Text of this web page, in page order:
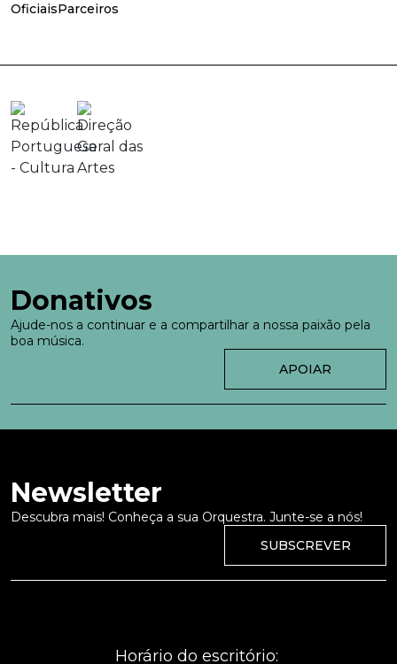
OficiaisParceiros
Donativos
Ajude-nos a continuar e a compartilhar a nossa paixão pela
boa música.
APOIAR
Newsletter
Descubra mais! Conheça a sua Orquestra. Junte-se a nós!
SUBSCREVER
Horário do escritório: